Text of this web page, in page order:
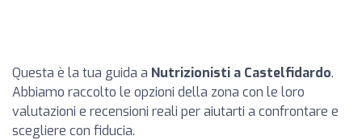
Questa è la tua guida a Nutrizionisti a Castelfidardo.
Abbiamo raccolto le opzioni della zona con le loro
valutazioni e recensioni reali per aiutarti a confrontare e
scegliere con fiducia.